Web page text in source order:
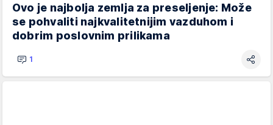
Ovo je najbolja zemlja za preseljenje: Može
se pohvaliti najkvalitetnijim vazduhom i
dobrim poslovnim prilikama
1